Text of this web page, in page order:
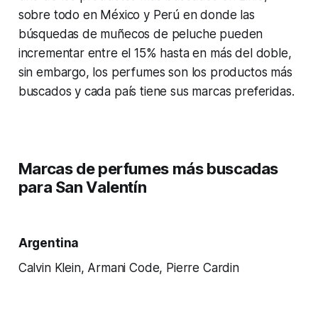
sobre todo en México y Perú en donde las
búsquedas de muñecos de peluche pueden
incrementar entre el 15% hasta en más del doble,
sin embargo, los perfumes son los productos más
buscados y cada país tiene sus marcas preferidas.
Marcas de perfumes más buscadas
para San Valentín
Argentina
Calvin Klein, Armani Code, Pierre Cardin